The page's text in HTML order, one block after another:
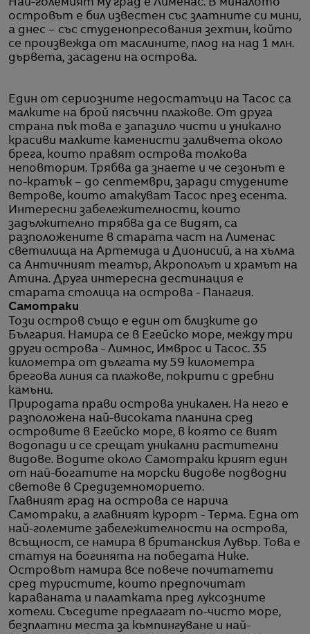
Най-големият му град е Лименас. В миналото
островът е бил известен със златните си мини,
а днес – със студенопресования зехтин, който
се произвежда от маслините, плод на над 1 млн.
дървета, засадени на острова.
Един от сериозните недостатъци на Тасос са
малките на брой пясъчни плажове. От друга
страна пък това е запазило чисти и уникално
красиви малките каменисти заливчета около
брега, които правят острова толкова
неповторим. Трябва да знаете и че сезонът е
по-кратък – до септември, заради студените
ветрове, които атакуват Тасос през есента.
Интересни забележителности, които
задължително трябва да се видят, са
разположените в старата част на Лименас
светилища на Артемида и Дионисий, а на хълма
са Античният театър, Акрополът и храмът на
Атина. Друга интересна дестинация е
старата столица на острова - Панагия.
Самотраки
Този остров също е един от близките до
България. Намира се в Егейско море, между три
други острова - Лимнос, Имврос и Тасос. 35
километра от дългата му 59 километра
брегова линия са плажове, покрити с дребни
камъни.
Природата прави острова уникален. На него е
разположена най-високата планина сред
островите в Егейско море, в която се вият
водопади и се срещат уникални растителни
видове. Водите около Самотраки крият един
от най-богатите на морски видове подводни
светове в Средиземноморието.
Главният град на острова се нарича
Самотраки, а главният курорт - Терма. Една от
най-големите забележителности на острова,
всъщност, се намира в британския Лувър. Това е
статуя на богинята на победата Нике.
Островът намира все повече почитатети
сред туристите, които предпочитат
караваната и палатката пред луксозните
хотели. Съседите предлагат по-чисто море,
безплатни места за къмпингуване и най-